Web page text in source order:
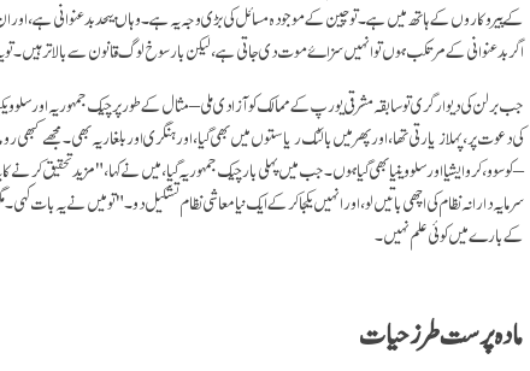
کے پیروکاروں کے ہاتھ میں ہے۔ تو چین کے موجودہ مسائل کی بڑی وجہ یہ ہے۔ وہاں بیحد بدعنوانی ہے، اور
اگر بدعنوانی کے مرتکب ہوں تو انہیں سزاۓ موت دی جاتی ہے، لیکن بارسوخ لوگ قانون سے بالا تر ہیں۔
جب برلن کی دیوار گری تو سابقہ مشرقی یورپ کے ممالک کو آزادی ملی – مثال کے طور پر چیک جمہوريہ اور
کی دعوت پر، پہلا زیارتی تھا، اور پھر میں بالٹک ریاستوں میں بھی گیا، اور ہنگری اور بلغاریہ بھی۔ مجھے کبھی
– کوسوو، کروایشیا اور سلووینیا بھی گیا ہوں۔ جب میں پہلی بار چیک جمہوريہ گیا، میں نے کہا،"مزید تحقیق کرنے
سرمایہ دارانہ نظام کی اچھی باتیں لو، اور انہیں یکجا کر کے ایک نیا معاشی نظام تشکیل دو۔" تو میں نے یہ بات
کے بارے میں کوئی علم نہیں۔
مادہ پرست طرز حیات